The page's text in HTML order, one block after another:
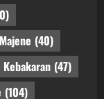
(40)
Kebakaran (47)
(104)